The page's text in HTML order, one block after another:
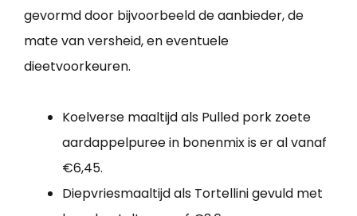
gevormd door bijvoorbeeld de aanbieder, de
mate van versheid, en eventuele
dieetvoorkeuren.
Koelverse maaltijd als Pulled pork zoete
aardappelpuree in bonenmix is er al vanaf
€6,45.
Diepvriesmaaltijd als Tortellini gevuld met